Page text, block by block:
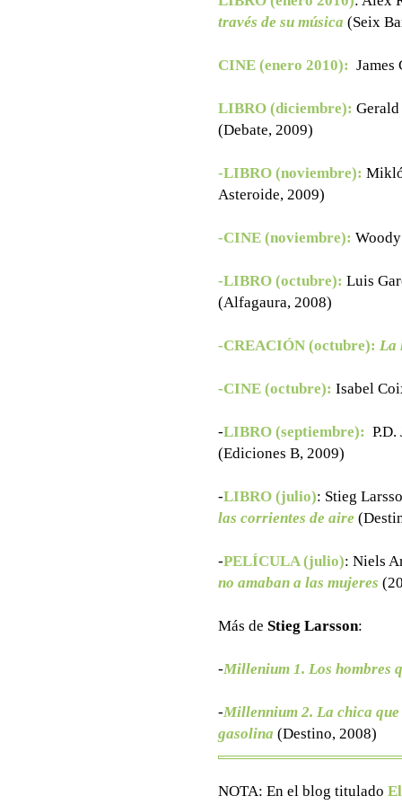
través de su música (Seix
CINE (enero 2010): James
LIBRO (diciembre):
(Debate, 2009)
-LIBRO (noviembre):
Asteroide, 2009)
-CINE (noviembre):
-LIBRO (octubre): Luis
(Alfagaura, 2008)
-CREACIÓN (octubre): La
-CINE (octubre): Isabel
-LIBRO (septiembre):
(Ediciones B, 2009)
-LIBRO (julio): Stieg
las corrientes de aire
-PELÍCULA (julio): Niels
no amaban a las mujeres
Más de Stieg Larsson:
-Millenium 1. Los hombres
-Millennium 2. La chica
gasolina (Destino, 2008)
NOTA: En el blog titulado